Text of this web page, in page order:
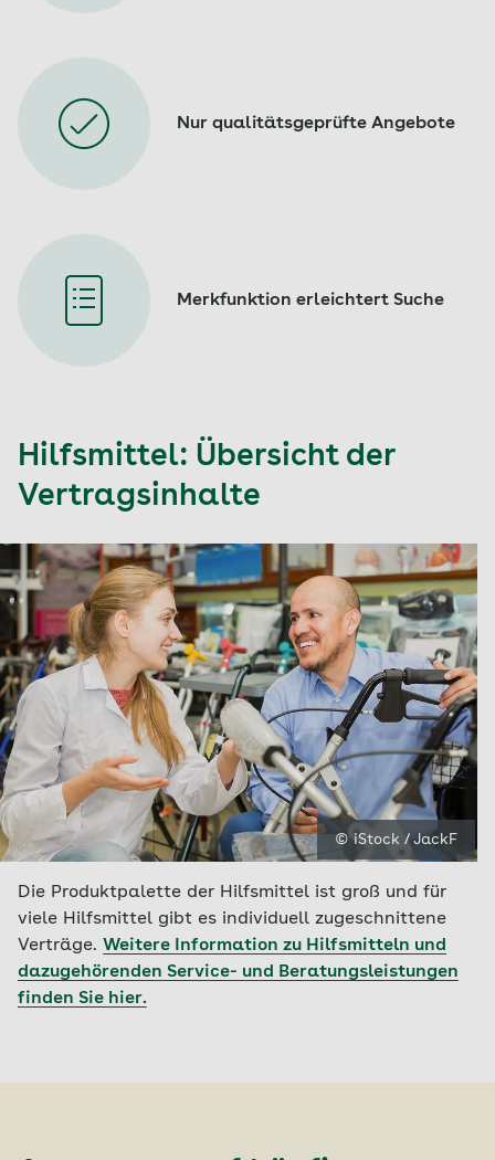
Nur qualitätsgeprüfte Angebote
Merkfunktion erleichtert Suche
Hilfsmittel: Übersicht der
Vertragsinhalte
© iStock / JackF
Die Produktpalette der Hilfsmittel ist groß und für
viele Hilfsmittel gibt es individuell zugeschnittene
Verträge. Weitere Information zu Hilfsmitteln und
dazugehörenden Service- und Beratungsleistungen
finden Sie hier.